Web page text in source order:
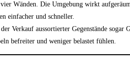
Wänden. Die Umgebung wirkt
einfacher und schneller.
Verkauf aussortierter Gegenstände sogar
befreiter und weniger belastet fühlen.